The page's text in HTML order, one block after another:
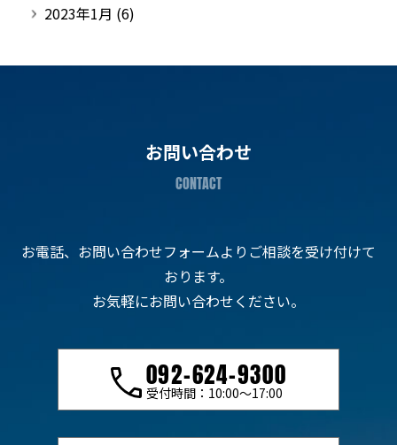
2023年1月 (6)
お問い合わせ
お電話、お問い合わせフォームよりご相談を受け付けて
おります。
お気軽にお問い合わせください。
092-624-9300
受付時間：10:00〜17:00